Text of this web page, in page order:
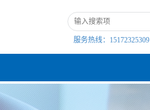
服务热线： 15172325309